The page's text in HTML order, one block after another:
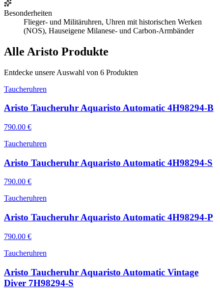
Besonderheiten
Flieger- und Militäruhren, Uhren mit historischen Werken
(NOS), Hauseigene Milanese- und Carbon-Armbänder
Alle Aristo Produkte
Entdecke unsere Auswahl von 6 Produkten
Taucheruhren
Aristo Taucheruhr Aquaristo Automatic 4H98294-B
790.00 €
Taucheruhren
Aristo Taucheruhr Aquaristo Automatic 4H98294-S
790.00 €
Taucheruhren
Aristo Taucheruhr Aquaristo Automatic 4H98294-P
790.00 €
Taucheruhren
Aristo Taucheruhr Aquaristo Automatic Vintage
Diver 7H98294-S